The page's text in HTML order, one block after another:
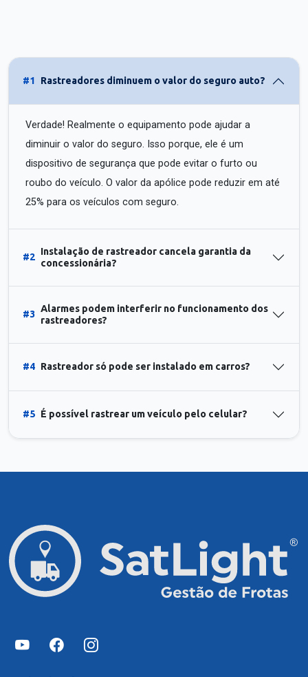
#1 Rastreadores diminuem o valor do seguro auto?
Verdade! Realmente o equipamento pode ajudar a
diminuir o valor do seguro. Isso porque, ele é um
dispositivo de segurança que pode evitar o furto ou
roubo do veículo. O valor da apólice pode reduzir em até
25% para os veículos com seguro.
#2
Instalação de rastreador cancela garantia da
concessionária?
#3
Alarmes podem interferir no funcionamento dos
rastreadores?
#4 Rastreador só pode ser instalado em carros?
#5 É possível rastrear um veículo pelo celular?